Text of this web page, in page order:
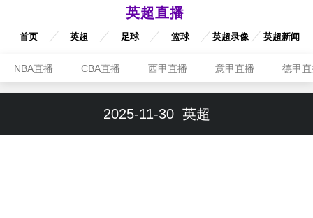
英超直播
首页 英超 足球 篮球 英超录像 英超新闻
NBA直播 CBA直播 西甲直播 意甲直播 德甲
2025-11-30 英超